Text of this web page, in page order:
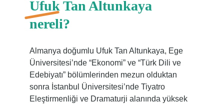
Ufuk Tan Altunkaya
nereli?
Almanya doğumlu Ufuk Tan Altunkaya, Ege
Üniversitesi’nde “Ekonomi” ve “Türk Dili ve
Edebiyatı” bölümlerinden mezun olduktan
sonra İstanbul Üniversitesi’nde Tiyatro
Eleştirmenliği ve Dramaturji alanında yüksek